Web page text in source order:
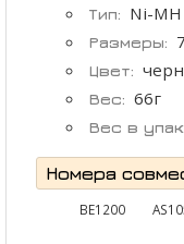
Тип: Ni-MH
Размеры:
Цвет:
Вес: 66г
Вес в
Номера
BE1200